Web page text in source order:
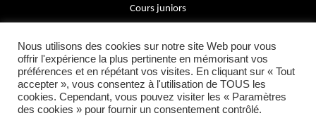
Cours juniors
INFORMATIONS
Contact
Mentions légales
Nous utilisons des cookies sur notre site Web pour vous
offrir l'expérience la plus pertinente en mémorisant vos
préférences et en répétant vos visites. En cliquant sur « Tout
accepter », vous consentez à l'utilisation de TOUS les
cookies. Cependant, vous pouvez visiter les « Paramètres
des cookies » pour fournir un consentement contrôlé.